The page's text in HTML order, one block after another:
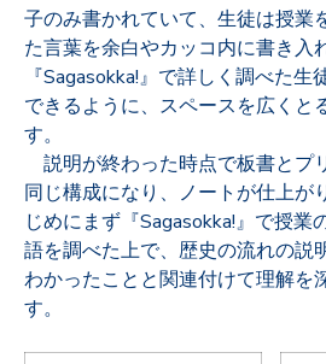
子のみ書かれていて、生徒は授業
た言葉を余白やカッコ内に書き入
『Sagasokka!』で詳しく調べた
できるように、スペースを広くと
す。
説明が終わった時点で板書とプ
同じ構成になり、ノートが仕上が
じめにまず『Sagasokka!』で授業
語を調べた上で、歴史の流れの説
わかったことと関連付けて理解を
す。